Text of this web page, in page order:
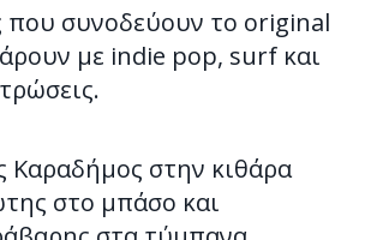
που συνοδεύουν το original
με indie pop, surf και
Καραδήμος στην κιθάρα
στο μπάσο και